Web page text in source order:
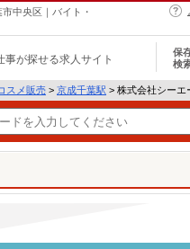
中央区｜バイト・
事が探せる求人サイト
保
検
スメ販売 > 京成千葉駅 > 株式会社シーエ